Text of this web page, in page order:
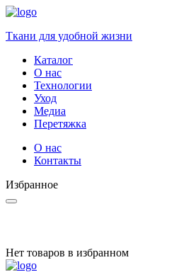
Ткани для удобной жизни
Каталог
О нас
Технологии
Уход
Медиа
Перетяжка
О нас
Контакты
Избранное
Нет товаров в избранном